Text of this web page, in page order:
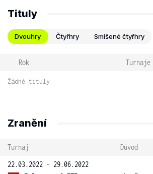
Tituly
Dvouhry Čtyřhry Smíšené čtyřhry
Rok Turnaje
Žádné tituly
Zranění
Turnaj
Důvod
22.03.2022 - 29.06.2022